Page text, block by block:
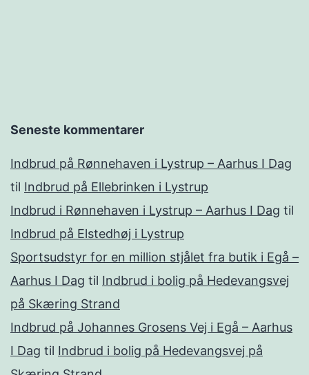
Seneste kommentarer
Indbrud på Rønnehaven i Lystrup – Aarhus I Dag
til Indbrud på Ellebrinken i Lystrup
Indbrud i Rønnehaven i Lystrup – Aarhus I Dag til
Indbrud på Elstedhøj i Lystrup
Sportsudstyr for en million stjålet fra butik i Egå –
Aarhus I Dag til Indbrud i bolig på Hedevangsvej
på Skæring Strand
Indbrud på Johannes Grosens Vej i Egå – Aarhus
I Dag til Indbrud i bolig på Hedevangsvej på